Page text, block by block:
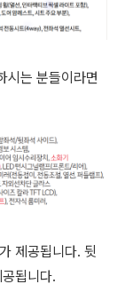
시는 분들이라면
제공됩니다. 뒷
됩니다.